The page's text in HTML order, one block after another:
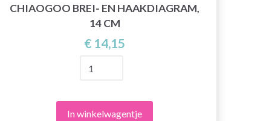
CHIAOGOO BREI- EN HAAKDIAGRAM,
14 CM
€ 14,15
In winkelwagentje